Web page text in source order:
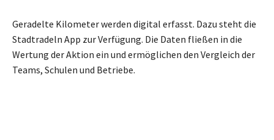
Geradelte Kilometer werden digital erfasst. Dazu steht die
Stadtradeln App zur Verfügung. Die Daten fließen in die
Wertung der Aktion ein und ermöglichen den Vergleich der
Teams, Schulen und Betriebe.